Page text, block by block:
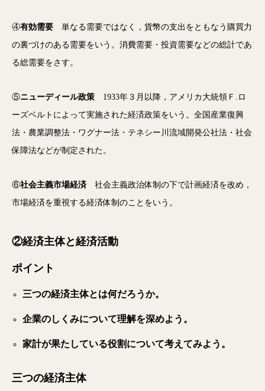
④有効需要 単なる需要ではなく，貨幣の支出をともなう購買力
の裏づけのある需要をいう。消費需要・投資需要などの総計であ
る総需要をさす。
⑤ニューディール政策 1933年３月以降，アメリカ大統領Ｆ.ロ
ーズベルトによって実施された経済政策をいう。全国産業復興
法・農業調整法・ワグナー法・テネシー川流域開発公社法・社会
保障法などが制定された。
⑥社会主義市場経済 社会主義政治体制の下で計画経済を改め，
市場経済を重視する経済体制のことをいう。
②経済主体と経済活動
ポイント
三つの経済主体とは何だろうか。
企業のしくみについて理解を深めよう。
家計が果たしている役割について考えてみよう。
三つの経済主体